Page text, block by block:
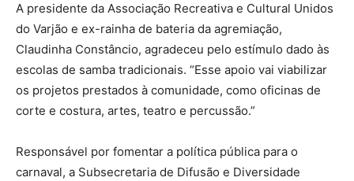
A presidente da Associação Recreativa e Cultural Unidos
do Varjão e ex-rainha de bateria da agremiação,
Claudinha Constâncio, agradeceu pelo estímulo dado às
escolas de samba tradicionais. “Esse apoio vai viabilizar
os projetos prestados à comunidade, como oficinas de
corte e costura, artes, teatro e percussão.”
Responsável por fomentar a política pública para o
carnaval, a Subsecretaria de Difusão e Diversidade